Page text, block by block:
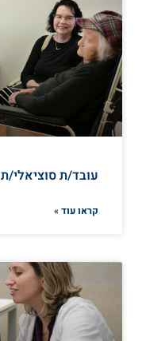
עובד/ת סוציאלי/ת
קראו עוד »